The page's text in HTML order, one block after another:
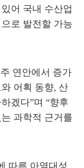
어 국내 수산업
로 발전할 가능
연안에서 증가
어획 동향, 산
겠다”며 “향후
과학적 근거를
따른 아열대성